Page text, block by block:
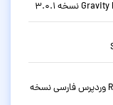
دانلود افزونه سئو حرفه ای رنک مث Rank Math Pro وردپرس فارسی نسخه